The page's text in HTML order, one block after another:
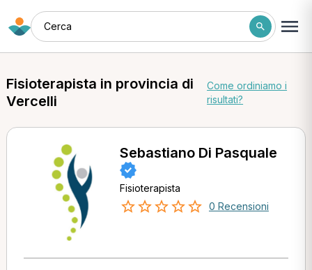
Cerca
Fisioterapista in provincia di
Vercelli
Come ordiniamo i
risultati?
Sebastiano Di Pasquale
Fisioterapista
0 Recensioni